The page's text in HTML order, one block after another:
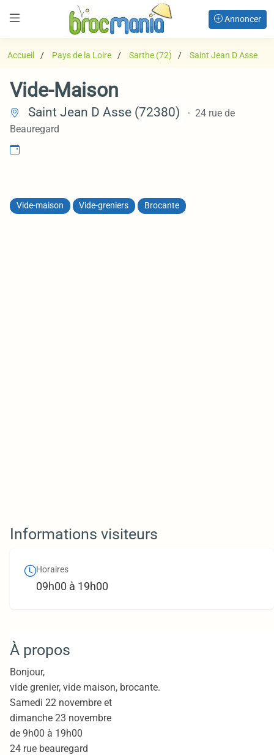
Annoncer
Accueil Pays de la Loire Sarthe (72) Saint Jean D Asse
Vide-Maison
Saint Jean D Asse (72380)
24 rue de
Beauregard
Vide-maison Vide-greniers Brocante
Informations visiteurs
Horaires
09h00 à 19h00
À propos
Bonjour,
vide grenier, vide maison, brocante.
Samedi 22 novembre et
dimanche 23 novembre
de 9h00 à 19h00
24 rue beauregard